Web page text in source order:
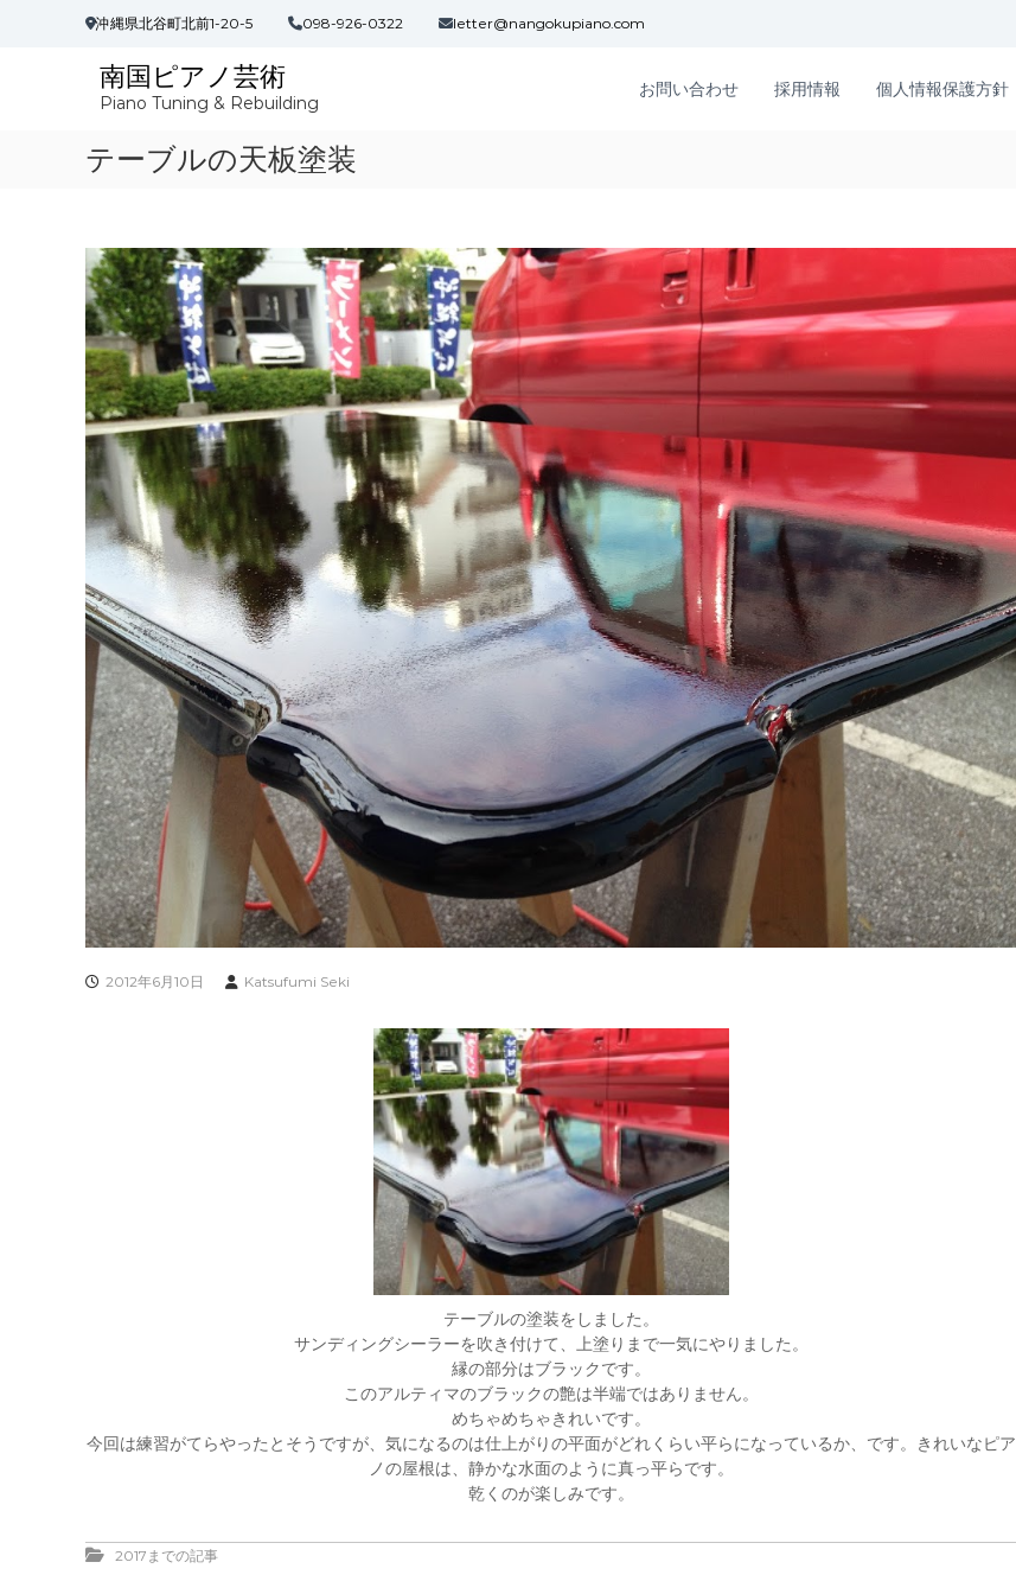
沖縄県北谷町北前1-20-5 098-926-0322 letter@nangokupiano.com
南国ピアノ芸術
Piano Tuning & Rebuilding
お問い合わせ 採用情報 個人情報保護方針
テーブルの天板塗装
2012年6月10日 Katsufumi Seki
テーブルの塗装をしました。
サンディングシーラーを吹き付けて、上塗りまで一気にやりました。
縁の部分はブラックです。
このアルティマのブラックの艶は半端ではありません。
めちゃめちゃきれいです。
今回は練習がてらやったとそうですが、気になるのは仕上がりの平面がどれくらい平らになっているか、です。きれいなピア
ノの屋根は、静かな水面のように真っ平らです。
乾くのが楽しみです。
2017までの記事